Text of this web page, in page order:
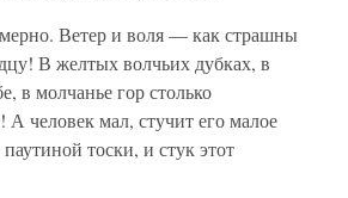
Ветер и воля — как страшны
В желтых волчьих дубках, в
в молчанье гор столько
человек мал, стучит его малое
тоски, и стук этот